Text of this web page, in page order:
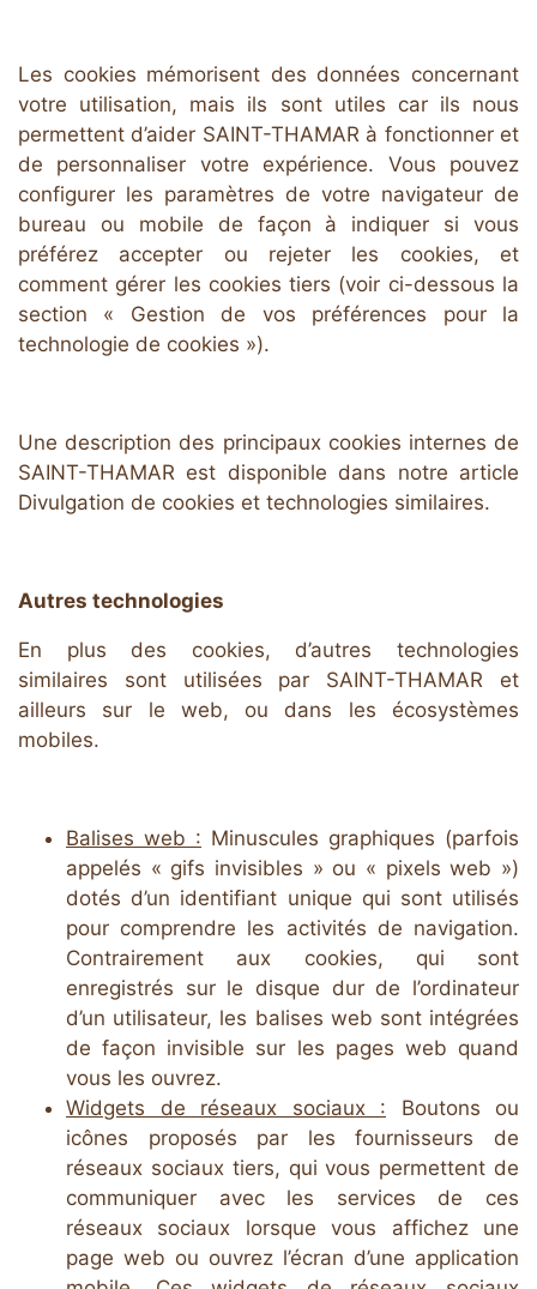
Les cookies mémorisent des données concernant
votre utilisation, mais ils sont utiles car ils nous
permettent d’aider SAINT-THAMAR à fonctionner et
de personnaliser votre expérience. Vous pouvez
configurer les paramètres de votre navigateur de
bureau ou mobile de façon à indiquer si vous
préférez accepter ou rejeter les cookies, et
comment gérer les cookies tiers (voir ci-dessous la
section « Gestion de vos préférences pour la
technologie de cookies »).
Une description des principaux cookies internes de
SAINT-THAMAR est disponible dans notre article
Divulgation de cookies et technologies similaires.
Autres technologies
En plus des cookies, d’autres technologies
similaires sont utilisées par SAINT-THAMAR et
ailleurs sur le web, ou dans les écosystèmes
mobiles.
Balises web : Minuscules graphiques (parfois
appelés « gifs invisibles » ou « pixels web »)
dotés d’un identifiant unique qui sont utilisés
pour comprendre les activités de navigation.
Contrairement aux cookies, qui sont
enregistrés sur le disque dur de l’ordinateur
d’un utilisateur, les balises web sont intégrées
de façon invisible sur les pages web quand
vous les ouvrez.
Widgets de réseaux sociaux : Boutons ou
icônes proposés par les fournisseurs de
réseaux sociaux tiers, qui vous permettent de
communiquer avec les services de ces
réseaux sociaux lorsque vous affichez une
page web ou ouvrez l’écran d’une application